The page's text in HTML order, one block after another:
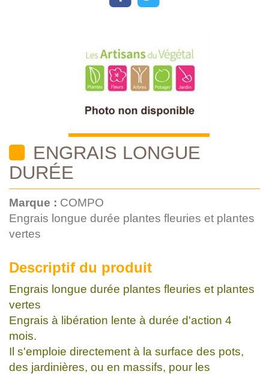
ENGRAIS LONGUE
DURÉE
Marque : COMPO
Engrais longue durée plantes fleuries et plantes
vertes
Descriptif du produit
Engrais longue durée plantes fleuries et plantes
vertes
Engrais à libération lente à durée d'action 4
mois.
Il s'emploie directement à la surface des pots,
des jardinières, ou en massifs, pour les